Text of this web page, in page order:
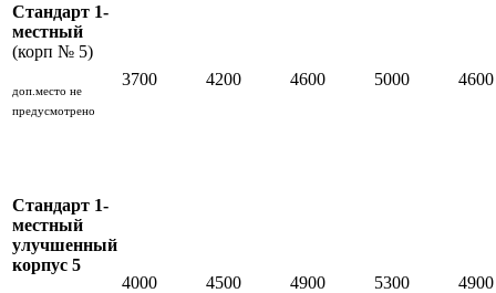
Стандарт 1-
местный
(корп № 5)
доп.место не
предусмотрено
3700 4200 4600 5000 4600
Стандарт 1-
местный
улучшенный
корпус 5
4000 4500 4900 5300 4900